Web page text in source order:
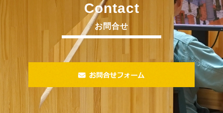
Contact
お問合せ